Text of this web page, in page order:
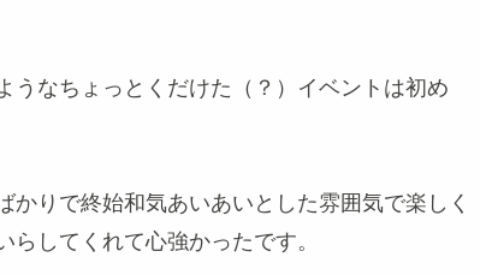
うなちょっとくだけた（？）イベントは初め
りで終始和気あいあいとした雰囲気で楽しく
してくれて心強かったです。